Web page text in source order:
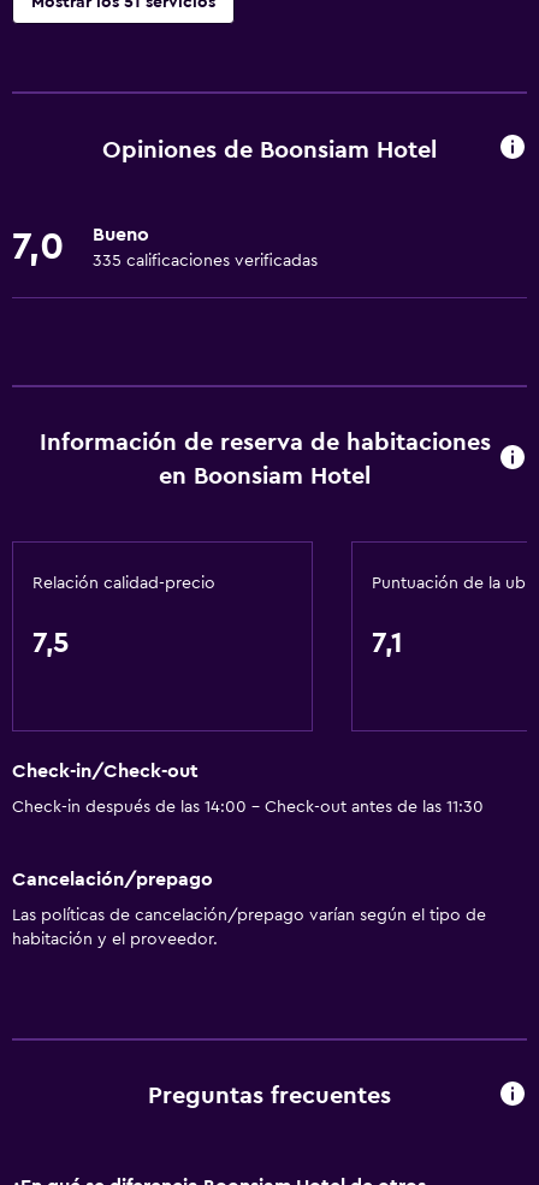
Centro de negocios
Instalaciones para reuniones
Recepción 24 horas
Ascensor
Ascensor disponible
Áreas designadas para fumadores
Wifi gratis
Internet
Gel de ducha
Opiniones de Boonsiam Hotel
7,0 Bueno
335 calificaciones verificadas
Información de reserva de habitaciones
en Boonsiam Hotel
Relación calidad-precio
7,5
Puntuación de la
7,1
Check-in/Check-out
Check-in después de las 14:00 - Check-out antes de las 11:30
Cancelación/prepago
Las políticas de cancelación/prepago varían según el tipo de
habitación y el proveedor.
Preguntas frecuentes